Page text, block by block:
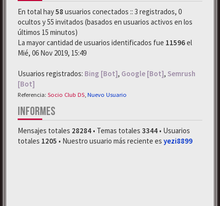
En total hay58 usuarios conectados :: 3 registrados, 0
ocultos y 55 invitados (basados en usuarios activos en los
últimos 15 minutos)
La mayor cantidad de usuarios identificados fue 11596el
Mié, 06 Nov 2019, 15:49
Usuarios registrados: Bing [Bot], Google [Bot], Semrush
[Bot]
Referencia: Socio Club DS Nuevo Usuario
INFORMES
Mensajes totales 28284 • Temas totales 3344 • Usuarios
totales 1205 • Nuestro usuario más reciente es yezi8899